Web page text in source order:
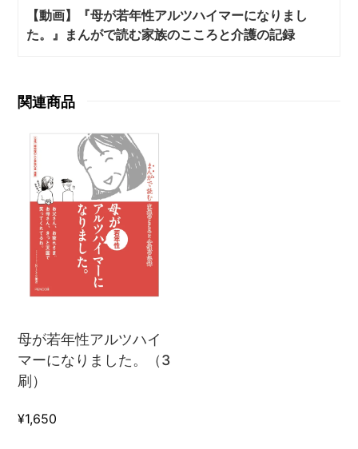
【動画】『母が若年性アルツハイマーになりまし
た。』まんがで読む家族のこころと介護の記録
関連商品
母が若年性アルツハイ
マーになりました。（3
刷）
¥1,650